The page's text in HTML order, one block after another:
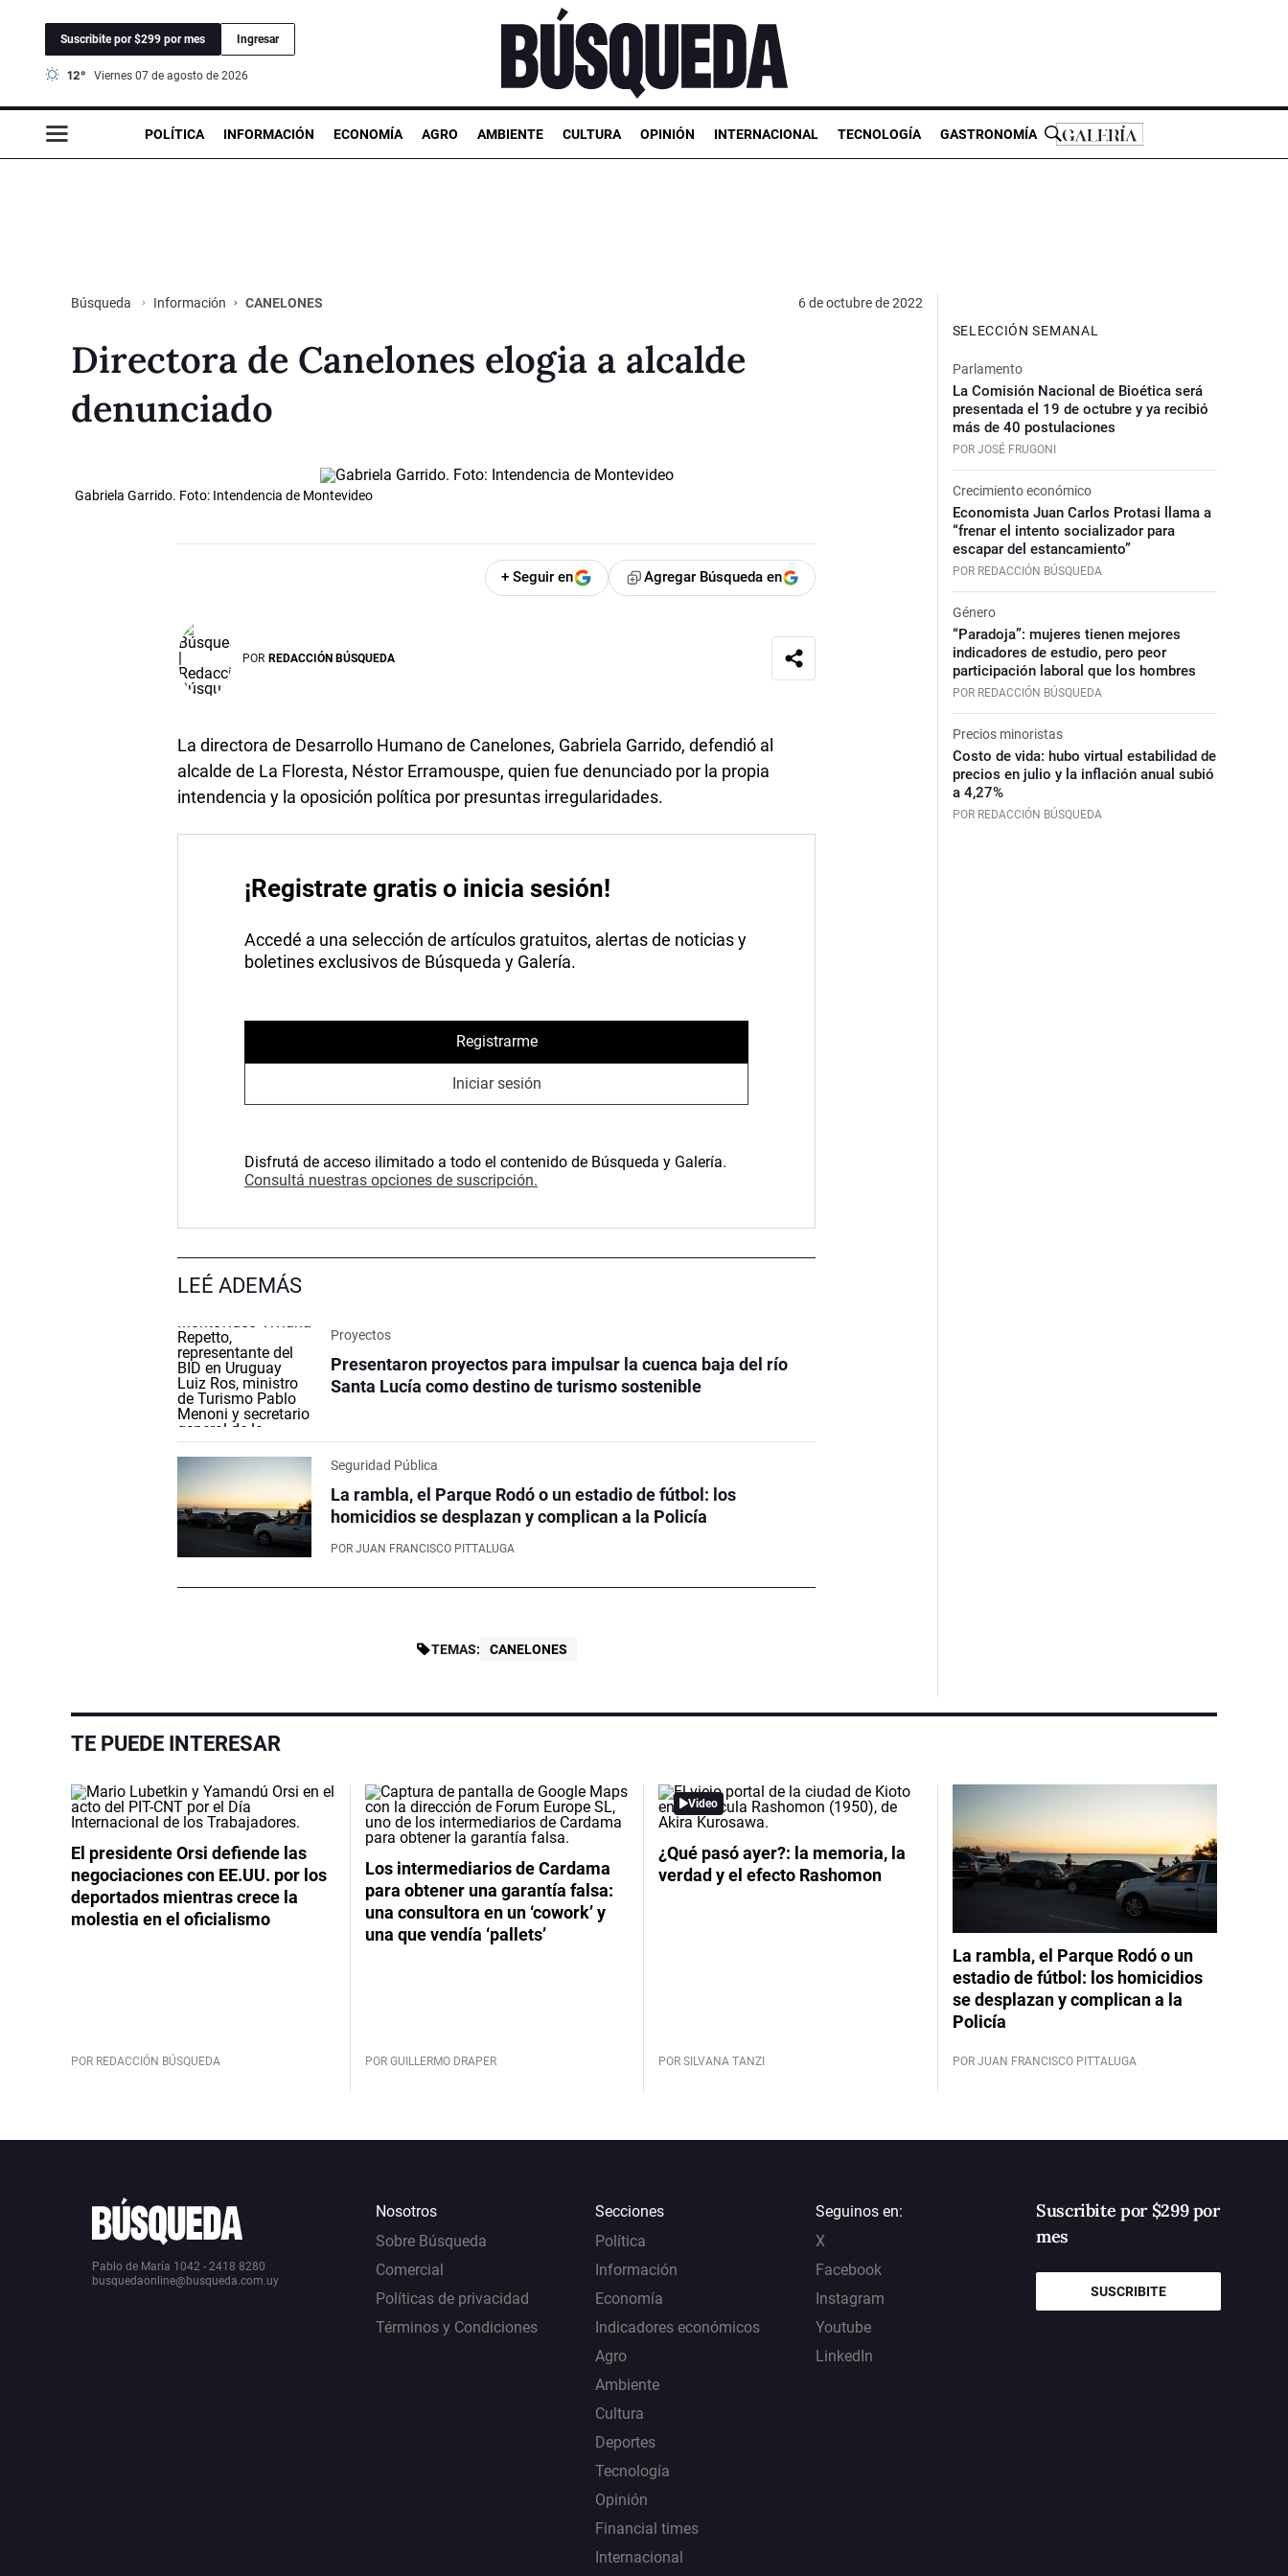
Suscribite por $299 por mes Ingresar
12° viernes 07 de agosto de 2026
POLÍTICA INFORMACIÓN ECONOMÍA AGRO AMBIENTE CULTURA OPINIÓN INTERNACIONAL TECNOLOGÍA GASTRONOMÍA
Búsqueda Información CANELONES 6 de octubre de 2022
Directora de Canelones elogia a alcalde
denunciado
Gabriela Garrido. Foto: Intendencia de Montevideo
+ Seguir en Agregar Búsqueda en
POR REDACCIÓN BÚSQUEDA
La directora de Desarrollo Humano de Canelones, Gabriela Garrido, defendió al
alcalde de La Floresta, Néstor Erramouspe, quien fue denunciado por la propia
intendencia y la oposición política por presuntas irregularidades.
¡Registrate gratis o inicia sesión!
Accedé a una selección de artículos gratuitos, alertas de noticias y
boletines exclusivos de Búsqueda y Galería.
Registrarme
Iniciar sesión
Disfrutá de acceso ilimitado a todo el contenido de Búsqueda y Galería.
Consultá nuestras opciones de suscripción.
LEÉ ADEMÁS
Proyectos
Presentaron proyectos para impulsar la cuenca baja del río
Santa Lucía como destino de turismo sostenible
Seguridad Pública
La rambla, el Parque Rodó o un estadio de fútbol: los
homicidios se desplazan y complican a la Policía
POR JUAN FRANCISCO PITTALUGA
TEMAS: CANELONES
SELECCIÓN SEMANAL
Parlamento
La Comisión Nacional de Bioética será
presentada el 19 de octubre y ya recibió
más de 40 postulaciones
POR JOSÉ FRUGONI
Crecimiento económico
Economista Juan Carlos Protasi llama a
“frenar el intento socializador para
escapar del estancamiento”
POR REDACCIÓN BÚSQUEDA
Género
“Paradoja”: mujeres tienen mejores
indicadores de estudio, pero peor
participación laboral que los hombres
POR REDACCIÓN BÚSQUEDA
Precios minoristas
Costo de vida: hubo virtual estabilidad de
precios en julio y la inflación anual subió
a 4,27%
POR REDACCIÓN BÚSQUEDA
TE PUEDE INTERESAR
El presidente Orsi defiende las
negociaciones con EE.UU. por los
deportados mientras crece la
molestia en el oficialismo
POR REDACCIÓN BÚSQUEDA
Los intermediarios de Cardama
para obtener una garantía falsa:
una consultora en un ‘cowork’ y
una que vendía ‘pallets’
POR GUILLERMO DRAPER
Video
¿Qué pasó ayer?: la memoria, la
verdad y el efecto Rashomon
POR SILVANA TANZI
La rambla, el Parque Rodó o un
estadio de fútbol: los homicidios
se desplazan y complican a la
Policía
POR JUAN FRANCISCO PITTALUGA
Pablo de María 1042 - 2418 8280
busquedaonline@busqueda.com.uy
Nosotros
Sobre Búsqueda
Comercial
Políticas de privacidad
Términos y Condiciones
Secciones
Política
Información
Economía
Indicadores económicos
Agro
Ambiente
Cultura
Deportes
Tecnología
Opinión
Financial times
Internacional
Seguinos en:
X
Facebook
Instagram
Youtube
LinkedIn
Suscribite por $299 por
mes
SUSCRIBITE